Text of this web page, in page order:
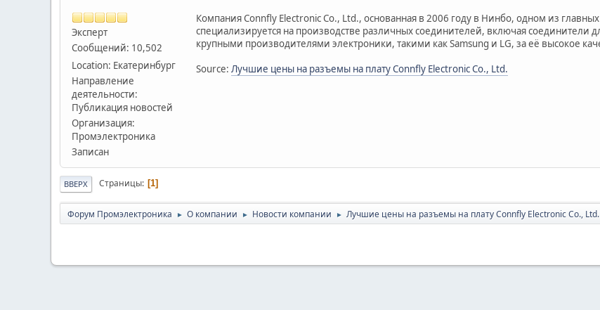
Эксперт
Сообщений: 10,502
Location: Екатеринбург
Направление
деятельности:
Публикация новостей
Организация:
Промэлектроника
Записан
Компания Connfly Electronic Co., Ltd., основанная в 2006 году в Нинбо, одном из
специализируется на производстве различных соединителей, включая соединители
крупными производителями электроники, такими как Samsung и LG, за её высокое
Source: Лучшие цены на разъемы на плату Connfly Electronic Co., Ltd.
ВВЕРХ Страницы 1
Форум Промэлектроника ► О компании ► Новости компании ► Лучшие цены на разъемы на плату Connfly Electronic Co., Ltd.